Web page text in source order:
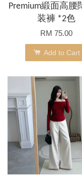
Premium緞面高腰
装褲 *2色
RM 75.00
Add to Cart